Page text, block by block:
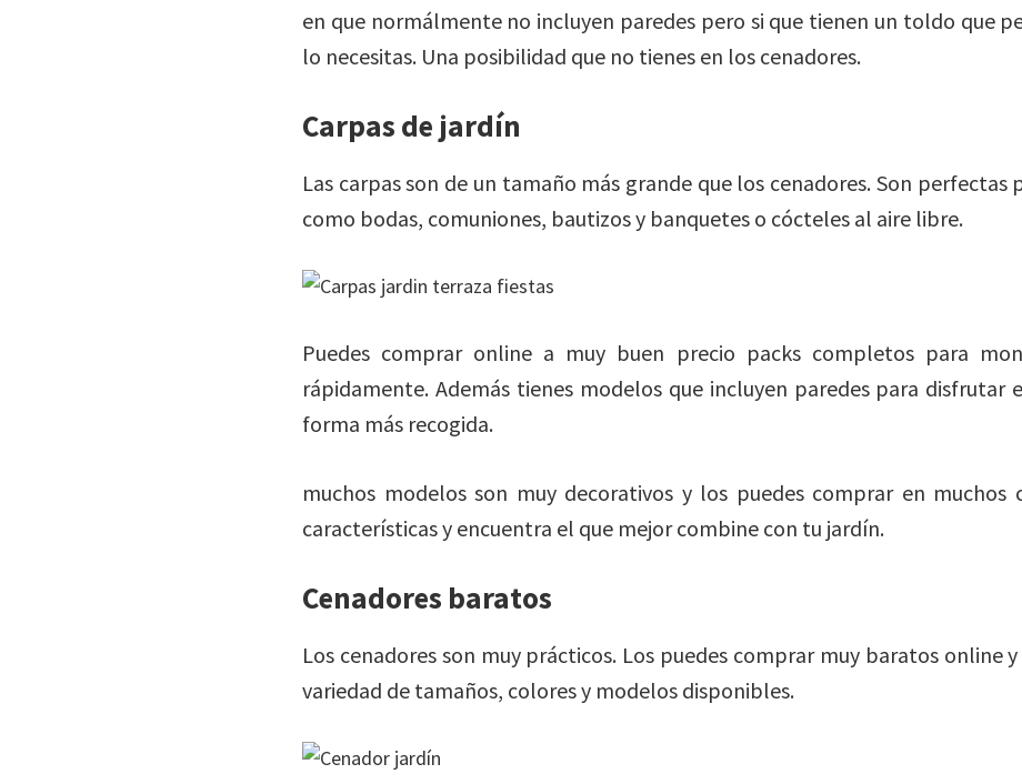
en que normálmente no incluyen paredes pero si que tienen un toldo que
lo necesitas. Una posibilidad que no tienes en los cenadores.
Carpas de jardín
Las carpas son de un tamaño más grande que los cenadores. Son perfectas
como bodas, comuniones, bautizos y banquetes o cócteles al aire libre.
Puedes comprar online a muy buen precio packs completos para
rápidamente. Además tienes modelos que incluyen paredes para disfrutar
forma más recogida.
muchos modelos son muy decorativos y los puedes comprar en muchos
características y encuentra el que mejor combine con tu jardín.
Cenadores baratos
Los cenadores son muy prácticos. Los puedes comprar muy baratos online
variedad de tamaños, colores y modelos disponibles.